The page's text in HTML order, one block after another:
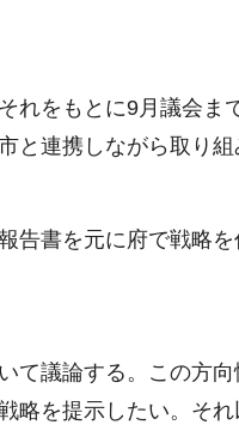
れをもとに9月議会
と連携しながら取り
告書を元に府で戦略
て議論する。この方
略を提示したい。そ